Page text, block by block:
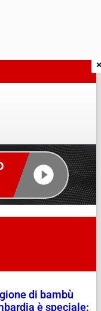
di bambù
è speciale: